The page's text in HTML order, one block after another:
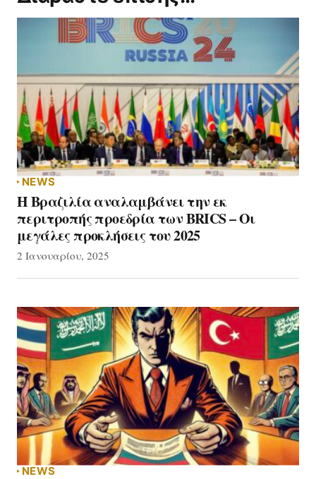
Submit Comment
NEWS
Η Βραζιλία αναλαμβάνει την εκ
περιτροπής προεδρία των BRICS – Οι
μεγάλες προκλήσεις του 2025
2 Ιανουαρίου, 2025
NEWS